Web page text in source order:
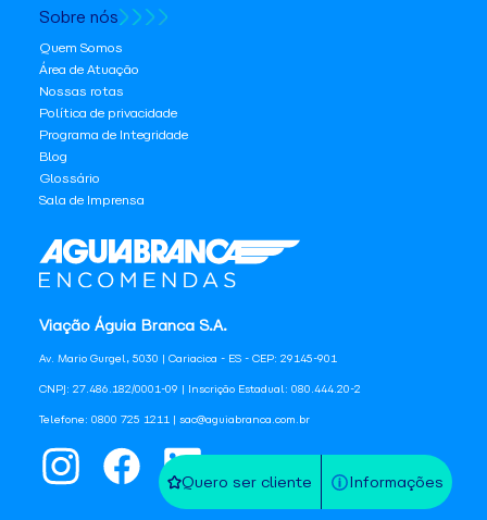
Quero ser cliente Informações
Viação Águia Branca S.A.
Av. Mario Gurgel, 5030 | Cariacica - ES - CEP: 29145-901
CNPJ: 27.486.182/0001-09 | Inscrição Estadual: 080.444.20-2
Telefone: 0800 725 1211 | sac@aguiabranca.com.br
Sobre nós
Quem Somos
Área de Atuação
Nossas rotas
Política de privacidade
Programa de Integridade
Blog
Glossário
Sala de Imprensa